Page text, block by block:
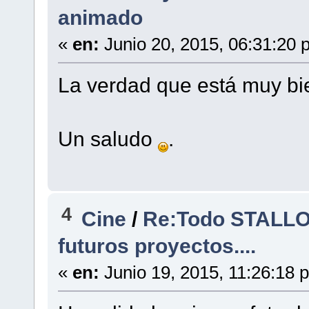
animado
« en: Junio 20, 2015, 06:31:20
La verdad que está muy
Un saludo .
4 Cine / Re:Todo
futuros proyectos....
« en: Junio 19, 2015, 11:26:18